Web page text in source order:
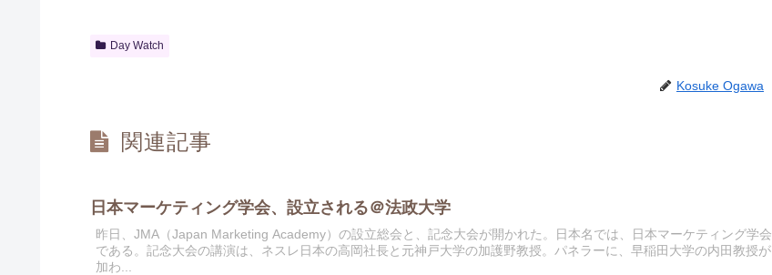
Day Watch
Kosuke Ogawa
関連記事
日本マーケティング学会、設立される＠法政大学
昨日、JMA（Japan Marketing Academy）の設立総会と、記念大会が開かれた。日本名では、日本マーケティング学会
である。記念大会の講演は、ネスレ日本の高岡社長と元神戸大学の加護野教授。パネラーに、早稲田大学の内田教授が
加わ...